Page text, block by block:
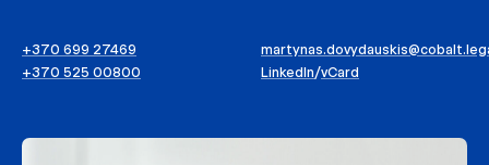
+370 699 27469
+370 525 00800
LinkedIn/vCard